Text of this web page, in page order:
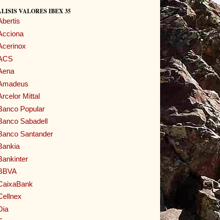
VALORES IBEX 35
Mittal
Popular
Sabadell
Santander